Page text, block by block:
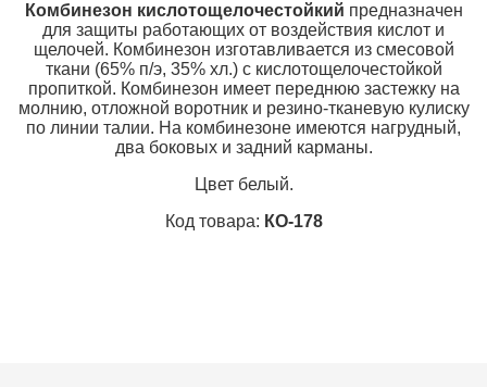
Комбинезон кислотощелочестойкий предназначен
для защиты работающих от воздействия кислот и
щелочей. Комбинезон изготавливается из смесовой
ткани (65% п/э, 35% хл.) с кислотощелочестойкой
пропиткой. Комбинезон имеет переднюю застежку на
молнию, отложной воротник и резино-тканевую кулиску
по линии талии. На комбинезоне имеются нагрудный,
два боковых и задний карманы.
Цвет белый.
Код товара: КО-178